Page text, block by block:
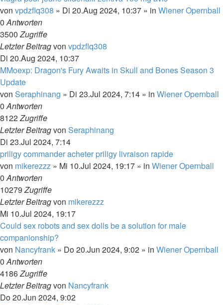
von vpdzflq308 » Di 20.Aug 2024, 10:37 » in Wiener Opernball
0Antworten
3500Zugriffe
Letzter Beitragvon vpdzflq308
Di 20.Aug 2024, 10:37
MMoexp: Dragon's Fury Awaits in Skull and Bones Season 3
Update
von Seraphinang » Di 23.Jul 2024, 7:14 » in Wiener Opernball
0Antworten
8122Zugriffe
Letzter Beitragvon Seraphinang
Di 23.Jul 2024, 7:14
priligy commander acheter priligy livraison rapide
von mikerezzz » Mi 10.Jul 2024, 19:17 » in Wiener Opernball
0Antworten
10279Zugriffe
Letzter Beitragvon mikerezzz
Mi 10.Jul 2024, 19:17
Could sex robots and sex dolls be a solution for male
companionship?
von Nancyfrank » Do 20.Jun 2024, 9:02 » in Wiener Opernball
0Antworten
4186Zugriffe
Letzter Beitragvon Nancyfrank
Do 20.Jun 2024, 9:02